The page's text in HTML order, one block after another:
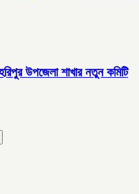
উপজেলা শাখার নতুন কমিটি